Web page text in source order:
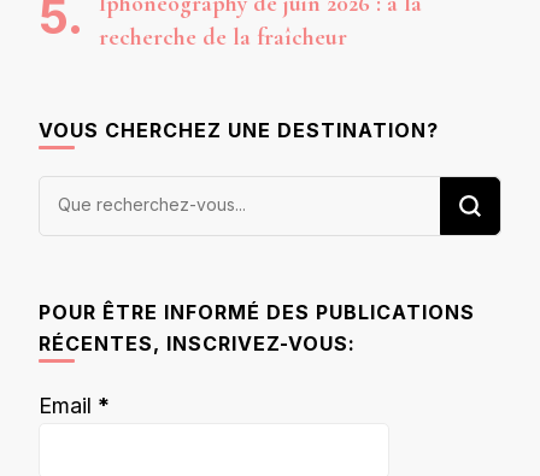
recherche de la fraîcheur
VOUS CHERCHEZ UNE DESTINATION?
Vous
POUR ÊTRE INFORMÉ DES PUBLICATIONS
RÉCENTES, INSCRIVEZ-VOUS:
Email *